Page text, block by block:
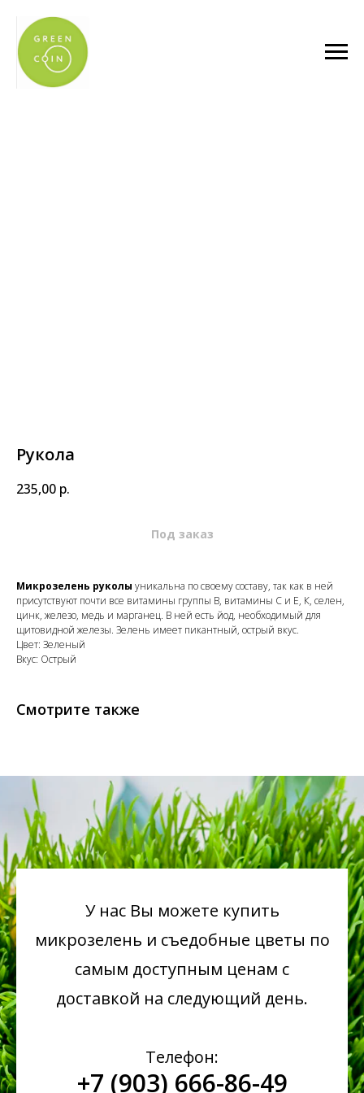
Рукола
235,00 р.
Микрозелень руколы уникальна по своему составу, так как в ней
присутствуют почти все витамины группы В, витамины С и Е, К, селен,
цинк, железо, медь и марганец. В ней есть йод, необходимый для
щитовидной железы. Зелень имеет пикантный, острый вкус.
Цвет: Зеленый
Вкус: Острый
Смотрите также
У нас Вы можете купить
микрозелень и съедобные цветы по
самым доступным ценам с
доставкой на следующий день.
Телефон:
+7 (903) 666-86-49